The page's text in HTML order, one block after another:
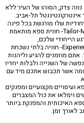
נווה צדק, הסוהו של העיר ללא
תל-אביב.
שלו מורגשת בכל פינה
בזכות שלוש חוויות ספא המשלימות זו את זו: Tailor-Made- חווית ספא מותאמת
הייחודי שלכם,
Holistic - חוויה בעלת אלמנטים הוליסטיים ו- Experience- חוויה בלתי נשכחת
מוזמנים להגיע וליהנות
של השנייה ולבלות יחדיו
אשר תכבוש אתכם מיד עם
ועיסויים מקצועיים ומפנקים
וימלאו את כול המצברים
האיכותית והמפנקת ביותר
לאורך זמן.